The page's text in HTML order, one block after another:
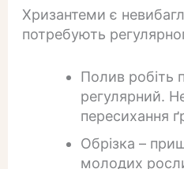
Хризантеми є
потребують
Полив робіть
регулярний.
пересихання
Обрізка –
молодих